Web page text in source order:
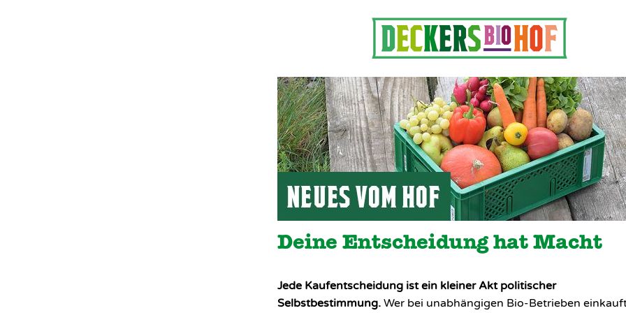
Deine Entscheidung hat Macht
Jede Kaufentscheidung ist ein kleiner Akt politischer
Selbstbestimmung. Wer bei unabhängigen Bio-Betrieben